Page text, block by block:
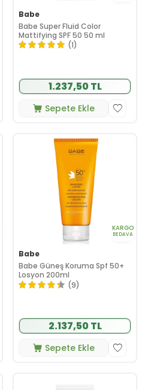
Babe
Babe Super Fluid Color
Mattifying SPF 50 50 ml
(1)
1.237,50 TL
Sepete Ekle
KARGO
BEDAVA
Babe
Babe Güneş Koruma Spf 50+
Losyon 200ml
(9)
2.137,50 TL
Sepete Ekle